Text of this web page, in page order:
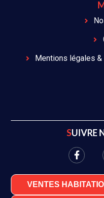
Mentions légales
SUIVRE
VENTES